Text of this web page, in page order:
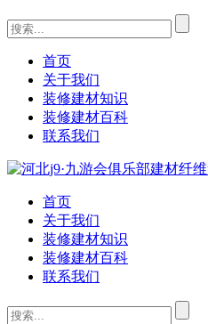
首页
关于我们
装修建材知识
装修建材百科
联系我们
首页
关于我们
装修建材知识
装修建材百科
联系我们